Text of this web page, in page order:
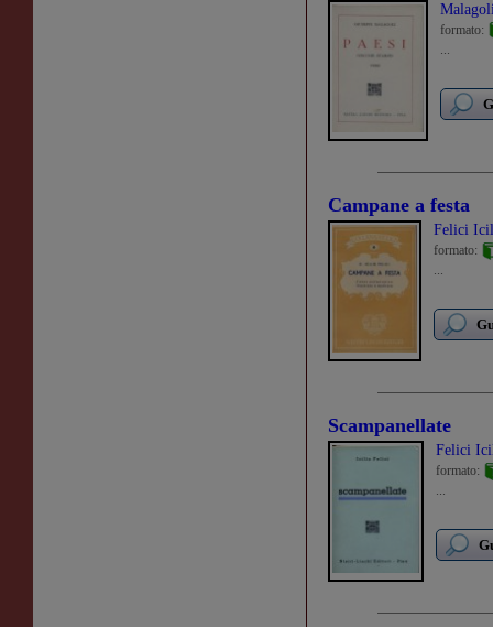
formato:
...
Campane a festa
Felici
formato:
...
Scampanellate
Felici
formato:
...